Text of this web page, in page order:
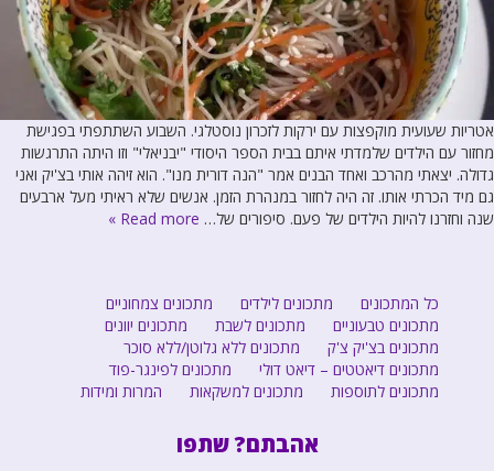
אטריות שעועית מוקפצות עם ירקות לזכרון נוסטלגי. השבוע השתתפתי בפגישת
מחזור עם הילדים שלמדתי איתם בבית הספר היסודי "יבניאלי" וזו היתה התרגשות
גדולה. יצאתי מהרכב ואחד הבנים אמר "הנה דורית מנו". הוא זיהה אותי בצ'יק ואני
גם מיד הכרתי אותו. זה היה לחזור במנהרת הזמן. אנשים שלא ראיתי מעל ארבעים
שנה וחזרנו להיות הילדים של פעם. סיפורים של… Read more »
כל המתכונים מתכונים לילדים
מתכונים צמחוניים
מתכונים טבעוניים
מתכונים לשבת
מתכונים יוונים
מתכונים בצ'יק צ'ק
מתכונים ללא גלוטן/ללא סוכר
מתכונים דיאטטים – דיאט דולי
מתכונים לפינגר-פוד
מתכונים לתוספות
מתכונים למשקאות המרות ומידות
אהבתם? שתפו